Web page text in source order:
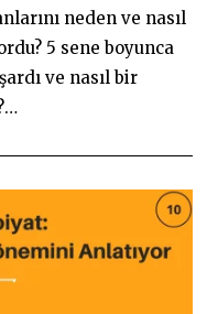
neden ve nasıl
5 sene boyunca
ve nasıl bir